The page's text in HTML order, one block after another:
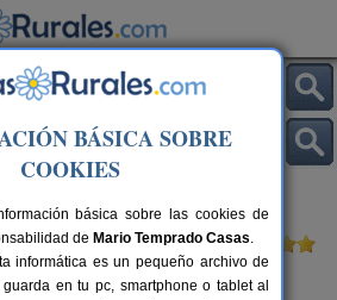
de Espanillo
BÁSICA SOBRE
COOKIES
básica sobre las cookies de
de Mario Temprado Casas.
informática es un pequeño archivo de
en tu pc, smartphone o tablet al